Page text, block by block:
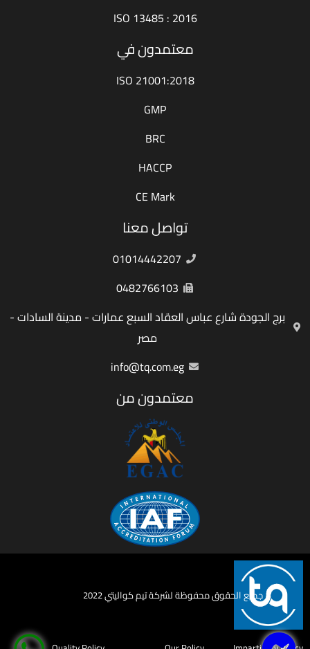
ISO 13485 : 2016
معتمدون في
ISO 21001:2018
GMP
BRC
HACCP
CE Mark
تواصل معنا
01014442207
0482766103
برج الجودة شارع عباس العقاد السبع عمارات - مدينة السادات -
مصر
info@tq.com.eg
معتمدون من
جميع الحقوق محفوظة لشركة تيم كواليتي 2022